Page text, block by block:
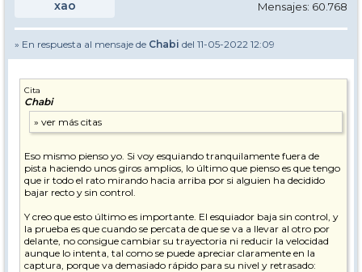
xao Mensajes: 60.768
» En respuesta al mensaje de Chabi del 11-05-2022 12:09
Cita
Chabi
Eso mismo pienso yo. Si voy esquiando tranquilamente fuera de
pista haciendo unos giros amplios, lo último que pienso es que tengo
que ir todo el rato mirando hacia arriba por si alguien ha decidido
bajar recto y sin control.
Y creo que esto último es importante. El esquiador baja sin control, y
la prueba es que cuando se percata de que se va a llevar al otro por
delante, no consigue cambiar su trayectoria ni reducir la velocidad
aunque lo intenta, tal como se puede apreciar claramente en la
captura, porque va demasiado rápido para su nivel y retrasado: